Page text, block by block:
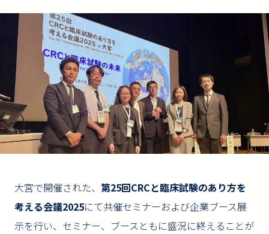
大宮で開催された、 第25回CRCと臨床試験のあり方を
考える会議2025にて共催セミナーおよび企業ブース展
示を行い、セミナー、ブースともに盛況に終えることが